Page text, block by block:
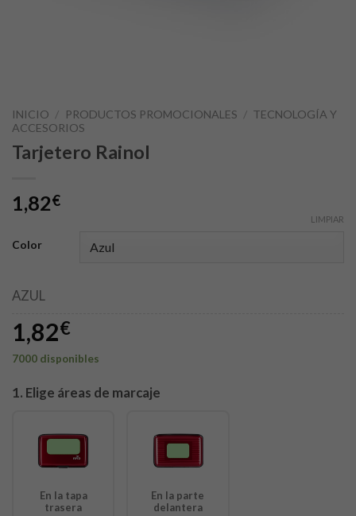
INICIO / PRODUCTOS PROMOCIONALES / TECNOLOGÍA Y
ACCESORIOS
Tarjetero Rainol
1,82€
Color
LIMPIAR
AZUL
1,82€
7000 disponibles
1. Elige áreas de marcaje
En la tapa
trasera
En la parte
delantera